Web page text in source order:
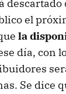
descartado
el
la
día, con
Se dice